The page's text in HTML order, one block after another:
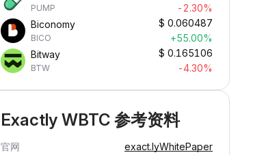
PUMP
-2.30%
Biconomy
BICO
$ 0.060487
+55.00%
Bitway
BTW
$ 0.165106
-4.30%
Exactly WBTC 参考资料
官网 exact.lyWhitePaper